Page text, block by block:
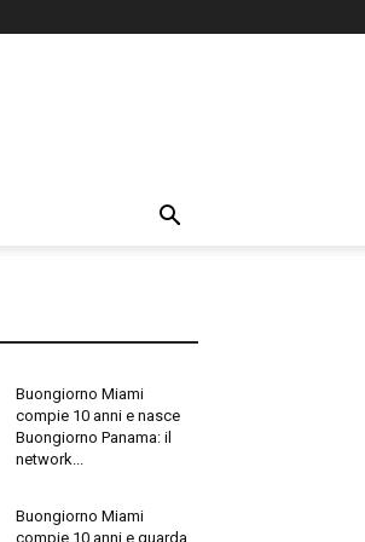
Buongiorno Miami
compie 10 anni e nasce
Buongiorno Panama: il
network...
Buongiorno Miami
compie 10 anni e guarda